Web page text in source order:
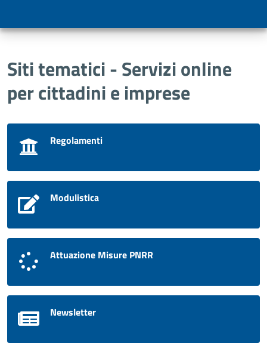
Siti tematici - Servizi online
per cittadini e imprese
Regolamenti
Modulistica
Attuazione Misure PNRR
Newsletter